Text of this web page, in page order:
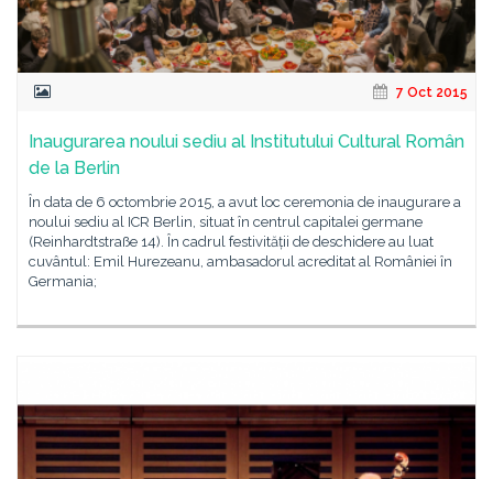
7 Oct 2015
Inaugurarea noului sediu al Institutului Cultural Român
de la Berlin
În data de 6 octombrie 2015, a avut loc ceremonia de inaugurare a
noului sediu al ICR Berlin, situat în centrul capitalei germane
(Reinhardtstraße 14). În cadrul festivității de deschidere au luat
cuvântul: Emil Hurezeanu, ambasadorul acreditat al României în
Germania;